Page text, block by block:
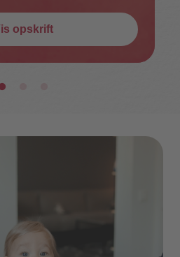
opskrift